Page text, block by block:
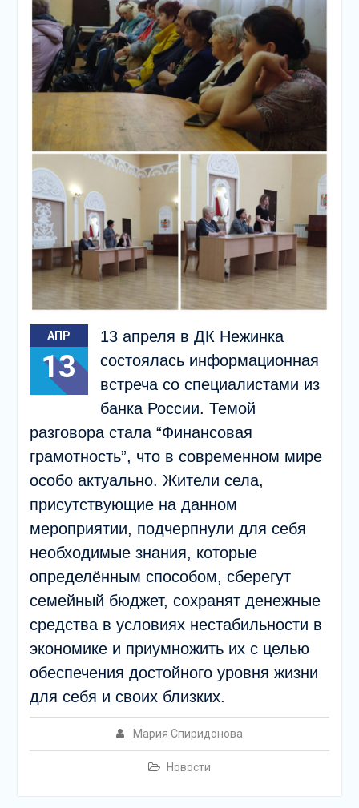
подсолнечного масла и
муки.
Дом культуры
приглашает!
Наша землячка стала
финалисткой
Всероссийского
конкурса «Библиотекарь
года – 2025»
АПР
13
13 апреля в ДК Нежинка
состоялась информационная
встреча со специалистами из
банка России. Темой
разговора стала “Финансовая
грамотность”, что в современном мире
особо актуально. Жители села,
присутствующие на данном
мероприятии, подчерпнули для себя
необходимые знания, которые
определённым способом, сберегут
семейный бюджет, сохранят денежные
средства в условиях нестабильности в
экономике и приумножить их с целью
обеспечения достойного уровня жизни
для себя и своих близких.
Мария Спиридонова
Новости